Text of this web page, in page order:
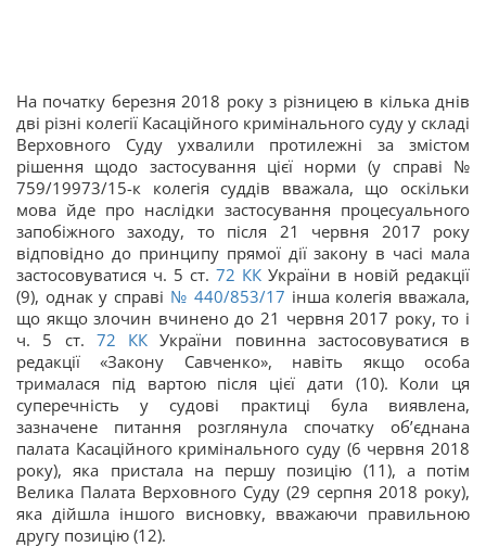
На початку березня 2018 року з різницею в кілька днів
дві різні колегії Касаційного кримінального суду у складі
Верховного Суду ухвалили протилежні за змістом
рішення щодо застосування цієї норми (у справі №
759/19973/15-к колегія суддів вважала, що оскільки
мова йде про наслідки застосування процесуального
запобіжного заходу, то після 21 червня 2017 року
відповідно до принципу прямої дії закону в часі мала
застосовуватися ч. 5 ст. 72 КК України в новій редакції
(9), однак у справі № 440/853/17 інша колегія вважала,
що якщо злочин вчинено до 21 червня 2017 року, то і
ч. 5 ст. 72 КК України повинна застосовуватися в
редакції «Закону Савченко», навіть якщо особа
трималася під вартою після цієї дати (10). Коли ця
суперечність у судові практиці була виявлена,
зазначене питання розглянула спочатку об’єднана
палата Касаційного кримінального суду (6 червня 2018
року), яка пристала на першу позицію (11), а потім
Велика Палата Верховного Суду (29 серпня 2018 року),
яка дійшла іншого висновку, вважаючи правильною
другу позицію (12).